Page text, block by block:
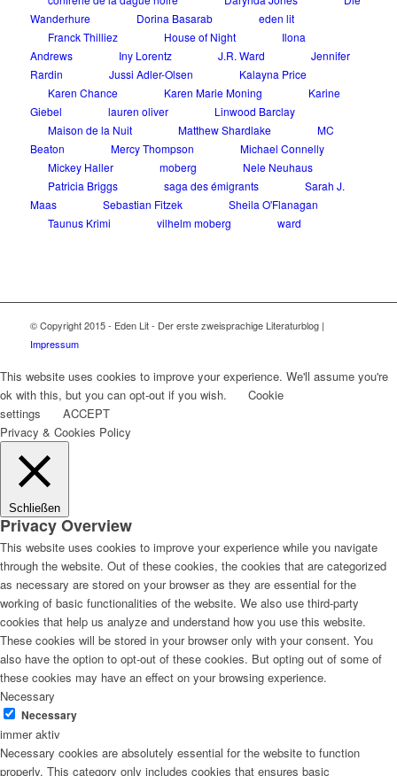
Wanderhure
Dorina Basarab
eden lit
Franck Thilliez
House of Night
Ilona
Andrews
Iny Lorentz J.R. Ward
Jennifer
Rardin
Jussi Adler-Olsen
Kalayna Price
Karen Chance
Karen Marie Moning
Karine
Giebel
lauren oliver
Linwood Barclay
Maison de la Nuit
Matthew Shardlake
MC
Beaton
Mercy Thompson
Michael Connelly
Mickey Haller
moberg
Nele Neuhaus
Patricia Briggs
saga des émigrants
Sarah J.
Maas
Sebastian Fitzek
Sheila O'Flanagan
Taunus Krimi
vilhelm moberg ward
© Copyright 2015 - Eden Lit - Der erste zweisprachige Literaturblog |
Impressum
This website uses cookies to improve your experience. We'll assume you're
ok with this, but you can opt-out if you wish.
Cookie
settings
ACCEPT
Privacy & Cookies Policy
Schließen
Privacy Overview
This website uses cookies to improve your experience while you navigate
through the website. Out of these cookies, the cookies that are categorized
as necessary are stored on your browser as they are essential for the
working of basic functionalities of the website. We also use third-party
cookies that help us analyze and understand how you use this website.
These cookies will be stored in your browser only with your consent. You
also have the option to opt-out of these cookies. But opting out of some of
these cookies may have an effect on your browsing experience.
Necessary
Necessary
immer aktiv
Necessary cookies are absolutely essential for the website to function
properly. This category only includes cookies that ensures basic